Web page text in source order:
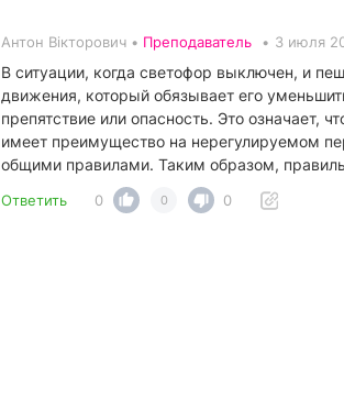
Антон Вікторович • Преподаватель • 3 июля
В ситуации, когда светофор выключен, и
движения, который обязывает его
препятствие или опасность. Это означает,
имеет преимущество на нерегулируемом
общими правилами. Таким образом,
Ответить 0 0 0